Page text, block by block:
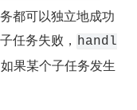
都可以独立地成功
任务失败， handl
果某个子任务发生